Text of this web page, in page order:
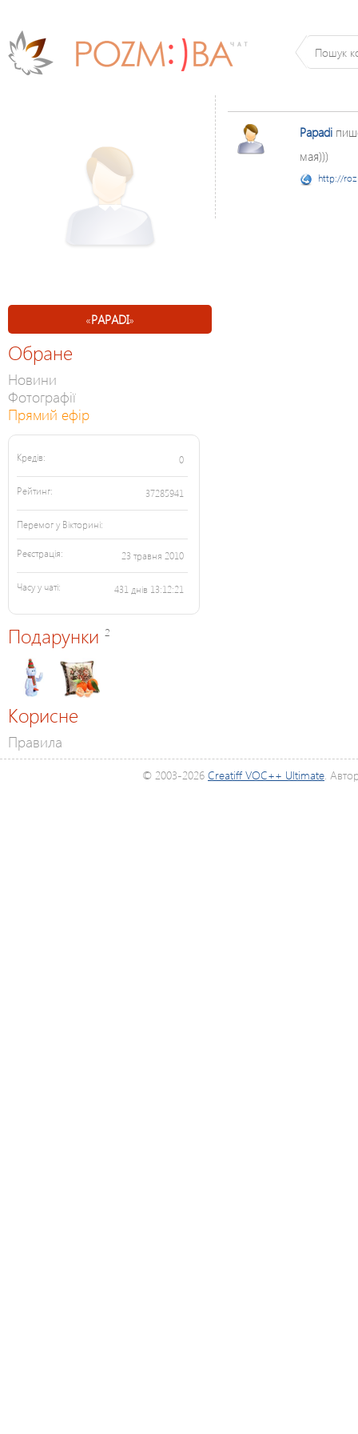
«PAPADI»
Обране
Новини
Фотографії
Прямий ефір
Кредів: 0
Рейтинг: 37285941
Перемог у Вікторині:
Реєстрація: 23 травня 2010
Часу у чаті: 431 днів 13:12:21
Подарунки 2
Корисне
Правила
Papadi
мая)))
http://
© 2003-2026 Creatiff VOC++ Ultimate.